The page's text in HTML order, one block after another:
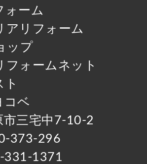
ォーム
アリフォーム
ップ
フォームネット
ト
コベ
市三宅中7-10-2
373-296
331-1371